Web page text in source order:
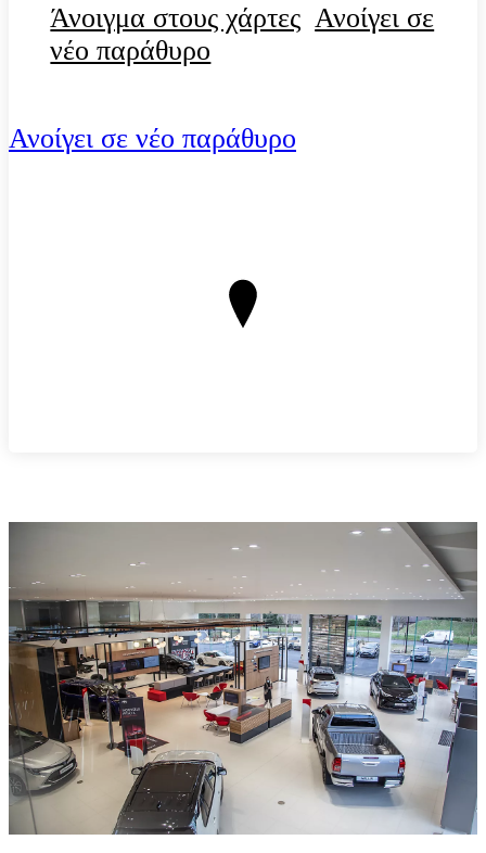
Άνοιγμα στους χάρτες Ανοίγει σε
νέο παράθυρο
Ανοίγει σε νέο παράθυρο